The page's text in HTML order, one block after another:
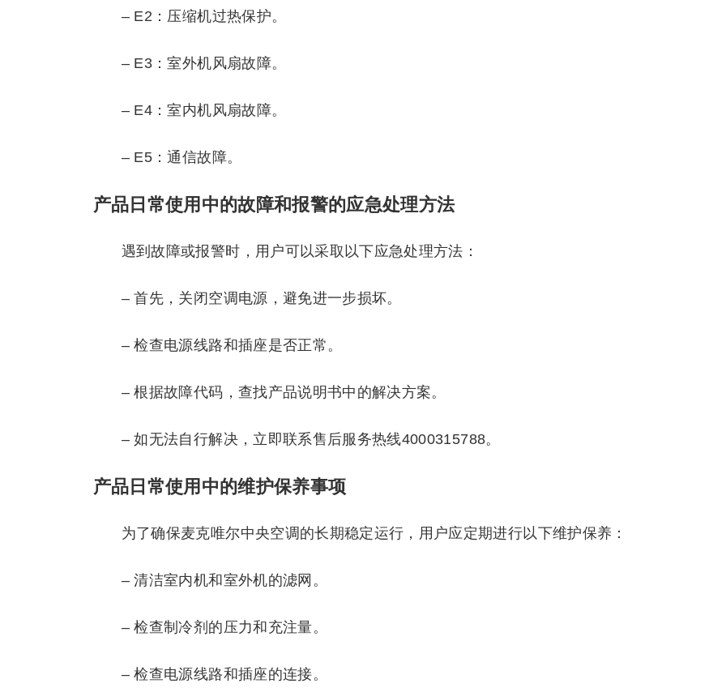
– E2：压缩机过热保护。
– E3：室外机风扇故障。
– E4：室内机风扇故障。
– E5：通信故障。
产品日常使用中的故障和报警的应急处理方法
遇到故障或报警时，用户可以采取以下应急处理方法：
– 首先，关闭空调电源，避免进一步损坏。
– 检查电源线路和插座是否正常。
– 根据故障代码，查找产品说明书中的解决方案。
– 如无法自行解决，立即联系售后服务热线4000315788。
产品日常使用中的维护保养事项
为了确保麦克唯尔中央空调的长期稳定运行，用户应定期进行以下维护保养：
– 清洁室内机和室外机的滤网。
– 检查制冷剂的压力和充注量。
– 检查电源线路和插座的连接。